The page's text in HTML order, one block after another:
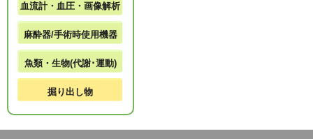
血流計・血圧・画像解析
麻酔器/手術時使用機器
魚類・生物(代謝･運動)
掘り出し物